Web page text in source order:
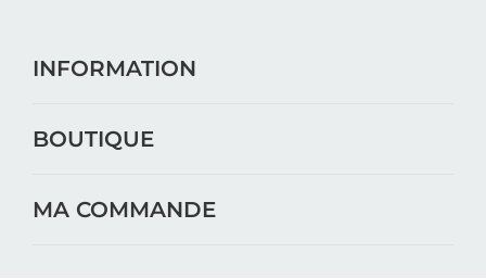
INFORMATION
BOUTIQUE
MA COMMANDE